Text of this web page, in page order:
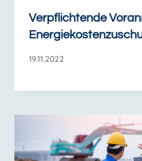
Verpflichtende
19.11.2022